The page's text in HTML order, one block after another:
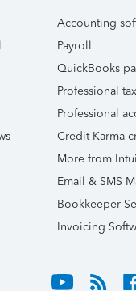
Accounting
Payroll
QuickBooks
Professional
Professional
Credit Karma
More from
Email & SMS
Bookkeeper
Invoicing